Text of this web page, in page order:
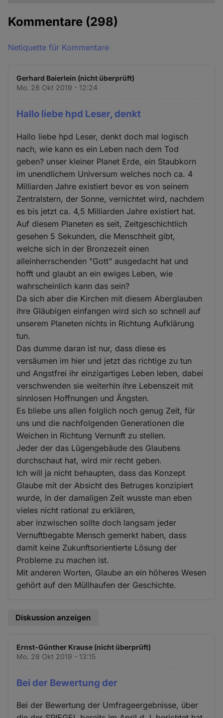
Kommentare (298)
Netiquette für Kommentare
Gerhard Baierlein (nicht überprüft)
Mo. 28 Okt 2019 - 12:24
Hallo liebe hpd Leser, denkt
Hallo liebe hpd Leser, denkt doch mal logisch
nach, wie kann es ein Leben nach dem Tod
geben? unser kleiner Planet Erde, ein Staubkorn
im unendlichem Universum welches noch ca. 4
Milliarden Jahre existiert bevor es von seinem
Zentralstern, der Sonne, vernichtet wird, nachdem
es bis jetzt ca. 4,5 Milliarden Jahre existiert hat.
Auf diesem Planeten es seit, Zeitgeschichtlich
gesehen 5 Sekunden, die Menschheit gibt,
welche sich in der Bronzezeit einen
alleinherrschenden "Gott" ausgedacht hat und
hofft und glaubt an ein ewiges Leben, wie
wahrscheinlich kann das sein?
Da sich aber die Kirchen mit diesem Aberglauben
ihre Gläubigen einfangen wird sich so schnell auf
unserem Planeten nichts in Richtung Aufklärung
tun.
Das dumme daran ist nur, dass diese es
versäumen im hier und jetzt das richtige zu tun
und Angstfrei ihr einzigartiges Leben leben, dabei
verschwenden sie weiterhin ihre Lebenszeit mit
sinnlosen Hoffnungen und Ängsten.
Es bliebe uns allen folglich noch genug Zeit, für
uns und die nachfolgenden Generationen die
Weichen in Richtung Vernunft zu stellen.
Jeder der das Lügengebäude des Glaubens
durchschaut hat, wird mir recht geben.
Ich will ja nicht behaupten, dass das Konzept
Glaube mit der Absicht des Betruges konzipiert
wurde, in der damaligen Zeit wusste man eben
vieles nicht rational zu erklären,
aber inzwischen sollte doch langsam jeder
Vernuftbegabte Mensch gemerkt haben, dass
damit keine Zukunftsorientierte Lösung der
Probleme zu machen ist.
Mit anderen Worten, Glaube an ein höheres Wesen
gehört auf den Müllhaufen der Geschichte.
Diskussion anzeigen
Ernst-Günther Krause (nicht überprüft)
Mo. 28 Okt 2019 - 13:15
Bei der Bewertung der
Bei der Bewertung der Umfrageergebnisse, über